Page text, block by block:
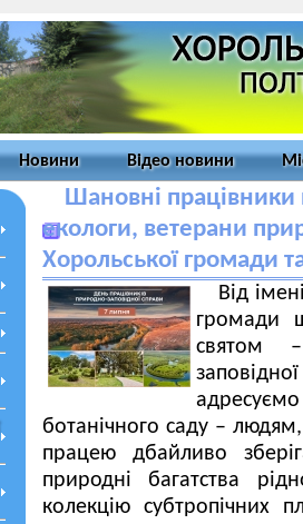
Новини Відео новини
Шановні працівники
екологи, ветерани
Хорольської громади
Від
громади
святом
ботанічного саду –
працею дбайливо
природні багатства
колекцію субтропічних